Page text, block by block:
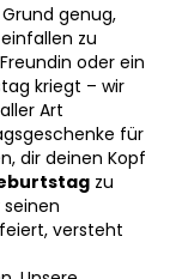
genug,
zu
oder ein
kriegt – wir
Art
für
dir deinen Kopf
zu
versteht